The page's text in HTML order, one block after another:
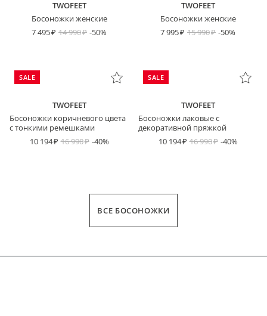
TWOFEET
Босоножки женские
7 495
14 990 -50%
TWOFEET
Босоножки женские
7 995
15 990 -50%
SALE
TWOFEET
Босоножки коричневого цвета
с тонкими ремешками
10 194
16 990 -40%
SALE
TWOFEET
Босоножки лаковые с
декоративной пряжкой
10 194
16 990 -40%
ВСЕ БОСОНОЖКИ